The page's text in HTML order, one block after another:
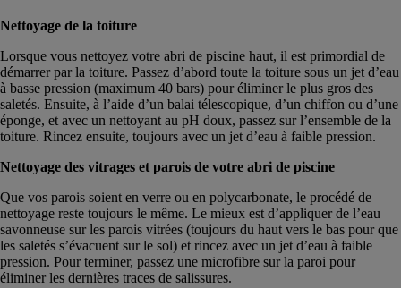
Nettoyage de la toiture
Lorsque vous nettoyez votre abri de piscine haut, il est primordial de
démarrer par la toiture. Passez d’abord toute la toiture sous un jet d’eau
à basse pression (maximum 40 bars) pour éliminer le plus gros des
saletés. Ensuite, à l’aide d’un balai télescopique, d’un chiffon ou d’une
éponge, et avec un nettoyant au pH doux, passez sur l’ensemble de la
toiture. Rincez ensuite, toujours avec un jet d’eau à faible pression.
Nettoyage des vitrages et parois de votre abri de piscine
Que vos parois soient en verre ou en polycarbonate, le procédé de
nettoyage reste toujours le même. Le mieux est d’appliquer de l’eau
savonneuse sur les parois vitrées (toujours du haut vers le bas pour que
les saletés s’évacuent sur le sol) et rincez avec un jet d’eau à faible
pression. Pour terminer, passez une microfibre sur la paroi pour
éliminer les dernières traces de salissures.